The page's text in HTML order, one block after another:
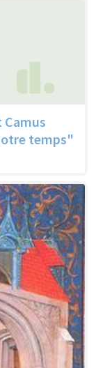
temps"